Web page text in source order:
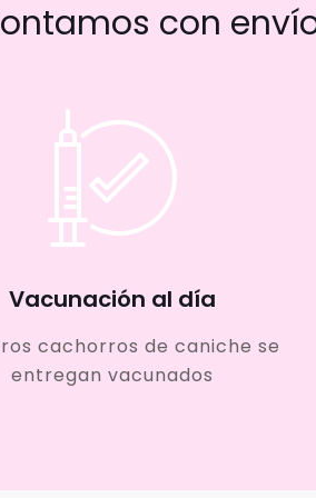
con
Vacunación al día
cachorros de caniche se
entregan vacunados